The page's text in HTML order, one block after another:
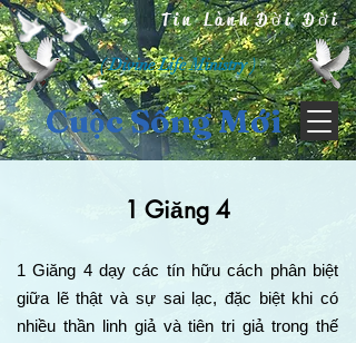
Tin Lành Đời Đời
( Divine Life Ministry )
Cuộc Sống Mới
1 Giăng 4
1 Giăng 4 dạy các tín hữu cách phân biệt
giữa lẽ thật và sự sai lạc, đặc biệt khi có
nhiều thần linh giả và tiên tri giả trong thế